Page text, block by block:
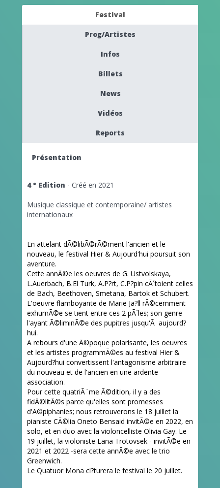
Festival
Prog/Artistes
Infos
Billets
News
Vidéos
Reports
Présentation
4 ° Edition - Créé en 2021
Musique classique et contemporaine/ artistes
internationaux
En attelant dÃ©libÃ©rÃ©ment l'ancien et le
nouveau, le festival Hier & Aujourd'hui poursuit son
aventure.
Cette annÃ©e les oeuvres de G. Ustvolskaya,
L.Auerbach, B.El Turk, A.P?rt, C.P?pin cÃ´toient celles
de Bach, Beethoven, Smetana, Bartok et Schubert.
L'oeuvre flamboyante de Marie Ja?ll rÃ©cemment
exhumÃ©e se tient entre ces 2 pÃ´les; son genre
l'ayant Ã©liminÃ©e des pupitres jusqu'Ã aujourd?
hui.
A rebours d'une Ã©poque polarisante, les oeuvres
et les artistes programmÃ©es au festival Hier &
Aujourd?hui convertissent l'antagonisme arbitraire
du nouveau et de l'ancien en une ardente
association.
Pour cette quatriÃ¨me Ã©dition, il y a des
fidÃ©litÃ©s parce qu'elles sont promesses
d'Ã©piphanies; nous retrouverons le 18 juillet la
pianiste CÃ©lia Oneto Bensaid invitÃ©e en 2022, en
solo, et en duo avec la violoncelliste Olivia Gay. Le
19 juillet, la violoniste Lana Trotovsek - invitÃ©e en
2021 et 2022 -sera cette annÃ©e avec le trio
Greenwich.
Le Quatuor Mona cl?turera le festival le 20 juillet.